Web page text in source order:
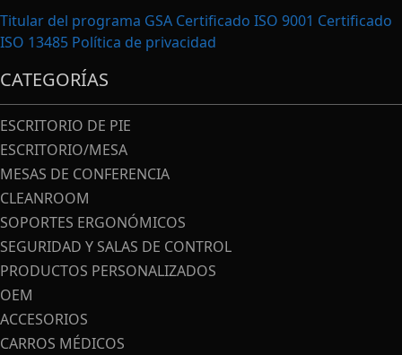
Titular del programa GSA Certificado ISO 9001 Certificado
ISO 13485 Política de privacidad
CATEGORÍAS
ESCRITORIO DE PIE
ESCRITORIO/MESA
MESAS DE CONFERENCIA
CLEANROOM
SOPORTES ERGONÓMICOS
SEGURIDAD Y SALAS DE CONTROL
PRODUCTOS PERSONALIZADOS
OEM
ACCESORIOS
CARROS MÉDICOS